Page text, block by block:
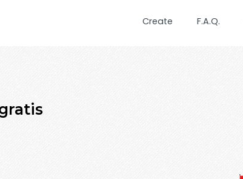
Create F.A.Q.